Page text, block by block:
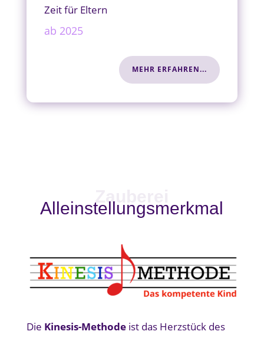
Zeit für Eltern
ab 2025
MEHR ERFAHREN...
Zauberei
Alleinstellungsmerkmal
Die Kinesis-Methodeist das Herzstück des